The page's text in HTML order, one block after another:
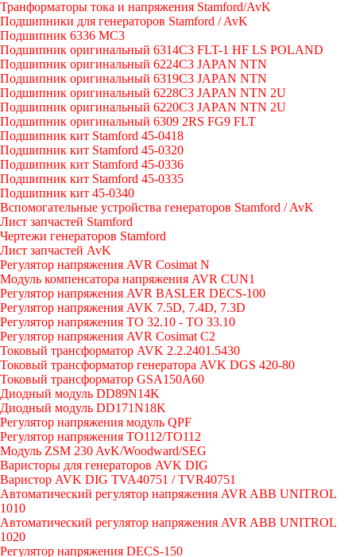
Транформаторы тока и напряжения Stamford/AvK
Подшипники для генераторов Stamford / AvK
Подшипник 6336 МС3
Подшипник оригинальный 6314C3 FLT-1 HF LS POLAND
Подшипник оригинальный 6224С3 JAPAN NTN
Подшипник оригинальный 6319C3 JAPAN NTN
Подшипник оригинальный 6228C3 JAPAN NTN 2U
Подшипник оригинальный 6220C3 JAPAN NTN 2U
Подшипник оригинальный 6309 2RS FG9 FLT
Подшипник кит Stamford 45-0418
Подшипник кит Stamford 45-0320
Подшипник кит Stamford 45-0336
Подшипник кит Stamford 45-0335
Подшипник кит 45-0340
Вспомогательные устройства генераторов Stamford / AvK
Лист запчастей Stamford
Чертежи генераторов Stamford
Лист запчастей AvK
Регулятор напряжения AVR Cosimat N
Модуль компенсатора напряжения AVR CUN1
Регулятор напряжения AVR BASLER DECS-100
Регулятор напряжения AVK 7.5D, 7.4D, 7.3D
Регулятор напряжения TO 32.10 - TO 33.10
Регулятор напряжения AVR Cosimat C2
Токовый трансформатор AVK 2.2.2401.5430
Токовый трансформатор генератора AVK DGS 420-80
Токовый трансформатор GSA150A60
Диодный модуль DD89N14K
Диодный модуль DD171N18K
Регулятор напряжения модуль QPF
Регулятор напряжения ТО112/TO112
Модуль ZSM 230 AvK/Woodward/SEG
Варисторы для генераторов AVK DIG
Варистор AVK DIG TVA40751 / TVR40751
Автоматический регулятор напряжения AVR ABB UNITROL
1010
Автоматический регулятор напряжения AVR ABB UNITROL
1020
Регулятор напряжения DECS-150